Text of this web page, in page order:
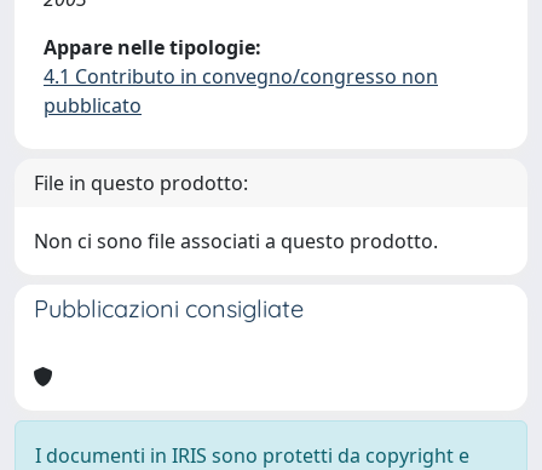
Appare nelle tipologie:
4.1 Contributo in convegno/congresso non
pubblicato
File in questo prodotto:
Non ci sono file associati a questo prodotto.
Pubblicazioni consigliate
I documenti in IRIS sono protetti da copyright e